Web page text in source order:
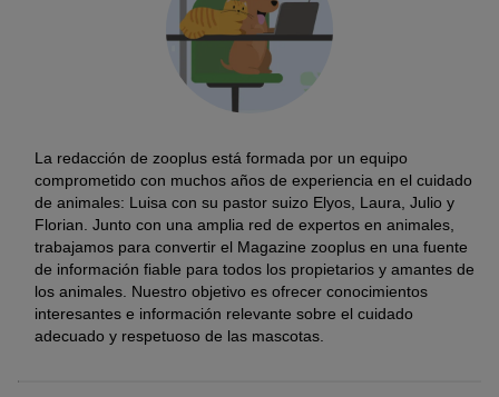
Las pulgas están presentes en casi todas las regiones del
mundo, aunque su prevalencia depende del clima.
Las pulgas suelen vivir en regiones con climas entre moderados
y cálidos, en este caso, todo el año. En las regiones frías, como
Escandinavia, habitualmente tienen un ritmo de vida estacional.
los meses cálidos en las regiones frías.
La redacción de zooplus está formada por un equipo
comprometido con muchos años de experiencia en el cuidado
de animales: Luisa con su pastor suizo Elyos, Laura, Julio y
Florian. Junto con una amplia red de expertos en animales,
trabajamos para convertir el Magazine zooplus en una fuente
de información fiable para todos los propietarios y amantes de
los animales. Nuestro objetivo es ofrecer conocimientos
interesantes e información relevante sobre el cuidado
adecuado y respetuoso de las mascotas.